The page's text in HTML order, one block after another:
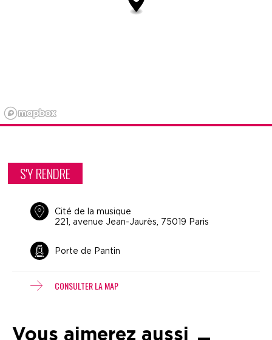
S'Y RENDRE
Cité de la musique
221, avenue Jean-Jaurès, 75019 Paris
Porte de Pantin
CONSULTER LA MAP
Vous aimerez aussi